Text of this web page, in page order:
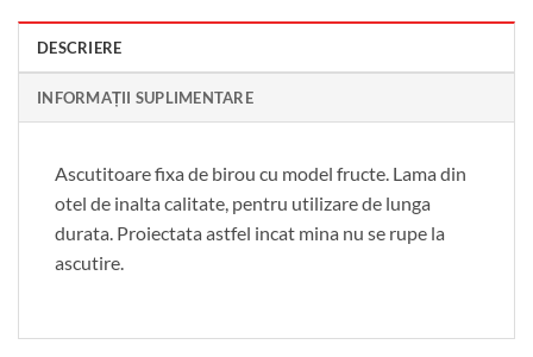
DESCRIERE
INFORMAȚII SUPLIMENTARE
Ascutitoare fixa de birou cu model fructe. Lama din
otel de inalta calitate, pentru utilizare de lunga
durata. Proiectata astfel incat mina nu se rupe la
ascutire.